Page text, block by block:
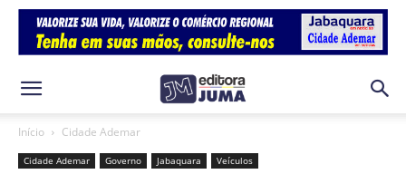
Início Cidade Ademar
Cidade Ademar Governo Jabaquara Veículos